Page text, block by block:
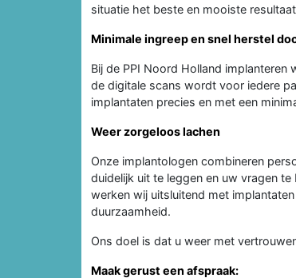
situatie het beste en mooiste
Minimale ingreep en snel herstel
Bij de PPI Noord Holland
de digitale scans wordt voor iedere
implantaten precies en met een
Weer zorgeloos lachen
Onze implantologen combineren
duidelijk uit te leggen en uw vragen
werken wij uitsluitend met
duurzaamheid.
Ons doel is dat u weer met
Maak gerust een afspraak: